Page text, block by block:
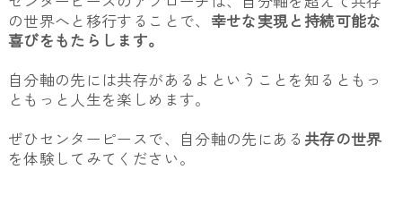
の世界へと移行することで、 幸せな実現と持続可能な
喜びをもたらします。
自分軸の先には共存があるよということを知るともっ
ともっと人生を楽しめます。
ぜひセンターピースで、自分軸の先にある 共存の世界
を体験してみてください。